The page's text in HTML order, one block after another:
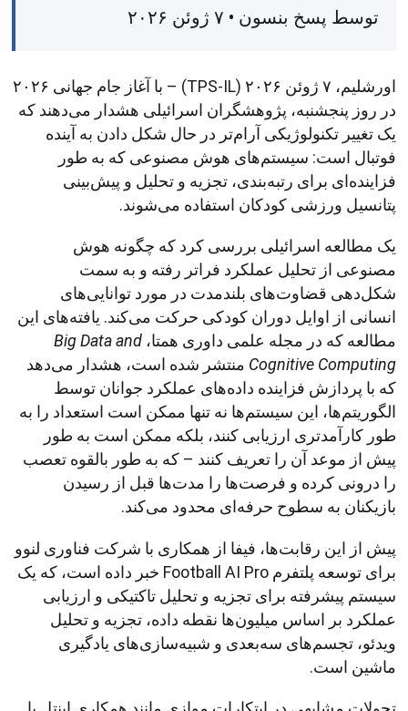
توسط پسخ بنسون • ۷ ژوئن ۲۰۲۶
اورشلیم، ۷ ژوئن ۲۰۲۶ (TPS-IL) – با آغاز جام جهانی ۲۰۲۶
در روز پنجشنبه، پژوهشگران اسرائیلی هشدار می‌دهند که
یک تغییر تکنولوژیکی آرام‌تر در حال شکل دادن به آینده
فوتبال است: سیستم‌های هوش مصنوعی که به طور
فزاینده‌ای برای رتبه‌بندی، تجزیه و تحلیل و پیش‌بینی
پتانسیل ورزشی کودکان استفاده می‌شوند.
یک مطالعه اسرائیلی بررسی کرد که چگونه هوش
مصنوعی از تحلیل عملکرد فراتر رفته و به سمت
شکل‌دهی قضاوت‌های بلندمدت در مورد توانایی‌های
انسانی از اوایل دوران کودکی حرکت می‌کند. یافته‌های این
مطالعه که در مجله علمی داوری همتا، Big Data and
Cognitive Computing منتشر شده است، هشدار می‌دهد
که با پردازش فزاینده داده‌های عملکرد جوانان توسط
الگوریتم‌ها، این سیستم‌ها نه تنها ممکن است استعداد را به
طور کارآمدتری ارزیابی کنند، بلکه ممکن است به طور
پیش از موعد آن را تعریف کنند – که به طور بالقوه تعصب
را درونی کرده و فرصت‌ها را مدت‌ها قبل از رسیدن
بازیکنان به سطوح حرفه‌ای محدود می‌کند.
پیش از این رقابت‌ها، فیفا از همکاری با شرکت فناوری لنوو
برای توسعه پلتفرم Football AI Pro خبر داده است، که یک
سیستم پیشرفته برای تجزیه و تحلیل تاکتیکی و ارزیابی
عملکرد بر اساس میلیون‌ها نقطه داده، تجزیه و تحلیل
ویدئو، تجسم‌های سه‌بعدی و شبیه‌سازی‌های یادگیری
ماشین است.